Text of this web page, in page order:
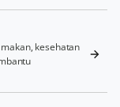
kesehatan